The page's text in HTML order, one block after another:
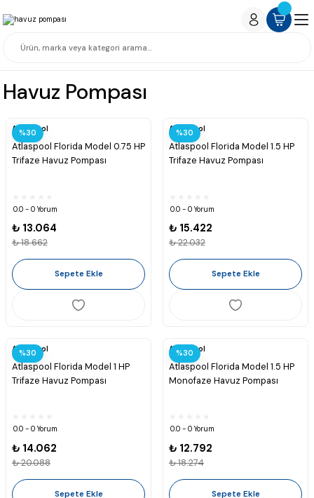
Havuz Pompası
%30
Atlaspool
Atlaspool Florida Model 0.75 HP
Trifaze Havuz Pompası
0.0 - 0 Yorum
₺ 13.064
₺ 18.662
Sepete Ekle
%30
Atlaspool
Atlaspool Florida Model 1.5 HP
Trifaze Havuz Pompası
0.0 - 0 Yorum
₺ 15.422
₺ 22.032
Sepete Ekle
%30
Atlaspool
Atlaspool Florida Model 1 HP
Trifaze Havuz Pompası
0.0 - 0 Yorum
₺ 14.062
₺ 20.088
Sepete Ekle
%30
Atlaspool
Atlaspool Florida Model 1.5 HP
Monofaze Havuz Pompası
0.0 - 0 Yorum
₺ 12.792
₺ 18.274
Sepete Ekle